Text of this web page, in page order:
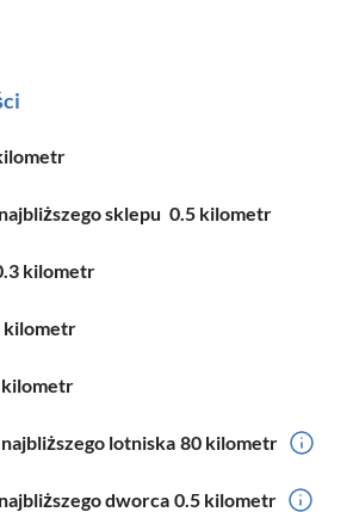
sklepu 0.5 kilometr
kilometr
kilometr
kilometr
lotniska 80 kilometr
dworca 0.5 kilometr